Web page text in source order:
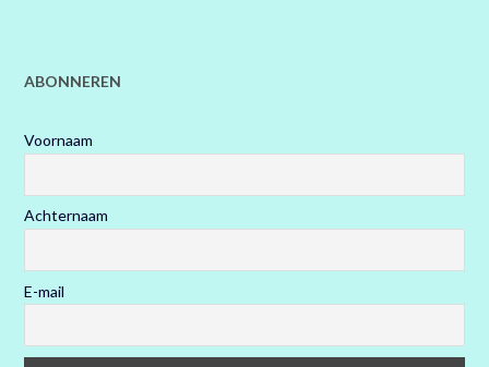
ABONNEREN
Voornaam
Achternaam
E-mail